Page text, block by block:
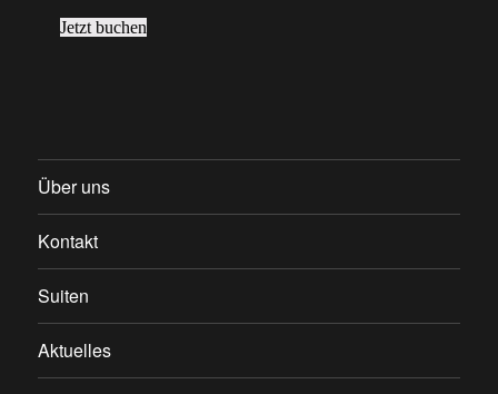
Jetzt buchen
Über uns
Kontakt
Suiten
Aktuelles